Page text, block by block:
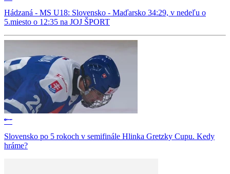
Hádzaná - MS U18: Slovensko - Maďarsko 34:29, v nedeľu o
5.miesto o 12:35 na JOJ ŠPORT
Slovensko po 5 rokoch v semifinále Hlinka Gretzky Cupu. Kedy
hráme?